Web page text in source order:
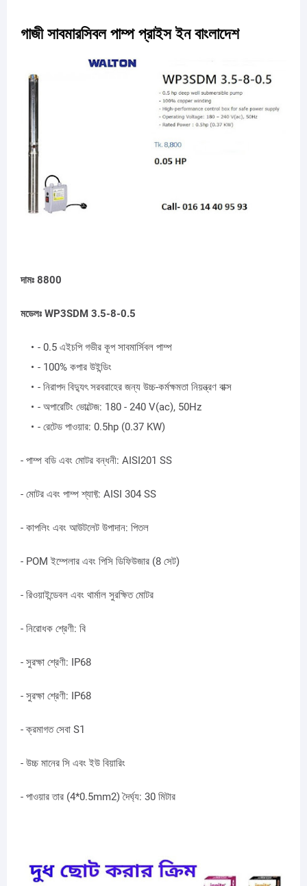
গাজী সাবমারসিবল পাম্প প্রাইস ইন বাংলাদেশ
দামঃ 8800
মডেলঃ WP3SDM 3.5-8-0.5
- 0.5 এইচপি গভীর কূপ সাবমার্সিবল পাম্প
- 100% কপার উইন্ডিং
- নিরাপদ বিদ্যুৎ সরবরাহের জন্য উচ্চ-কর্মক্ষমতা নিয়ন্ত্রণ বাক্স
- অপারেটিং ভোল্টেজ: 180 - 240 V(ac), 50Hz
- রেটেড পাওয়ার: 0.5hp (0.37 KW)
- পাম্প বডি এবং মোটর বন্ধনী: AISI201 SS
- মোটর এবং পাম্প শ্যাফ্ট: AISI 304 SS
- কাপলিং এবং আউটলেট উপাদান: পিতল
- POM ইম্পেলার এবং পিসি ডিফিউজার (8 সেট)
- রিওয়াইন্ডেবল এবং থার্মাল সুরক্ষিত মোটর
- নিরোধক শ্রেণী: বি
- সুরক্ষা শ্রেণী: IP68
- সুরক্ষা শ্রেণী: IP68
- ক্রমাগত সেবা S1
- উচ্চ মানের সি এবং ইউ বিয়ারিং
- পাওয়ার তার (4*0.5mm2) দৈর্ঘ্য: 30 মিটার